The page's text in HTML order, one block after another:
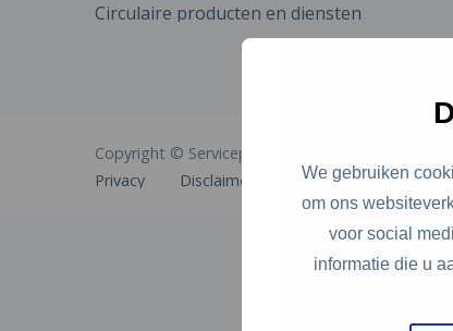
We gebruiken
om ons
voor social
informatie die u
Circulaire producten en diensten
Copyright © Servicepunt Circulair
Privacy
Disclaimer Cookies